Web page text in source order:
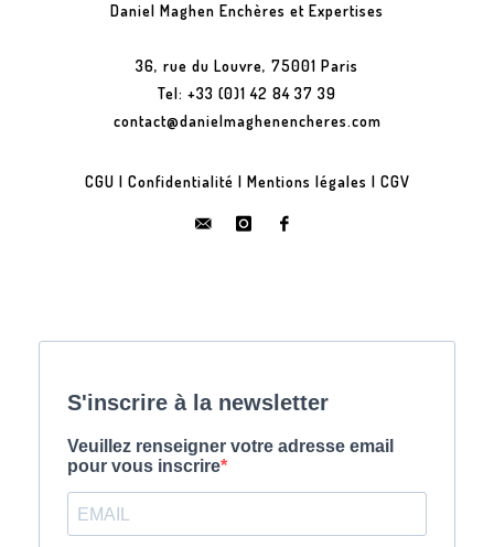
Daniel Maghen Enchères et Expertises
36, rue du Louvre, 75001 Paris
Tel: +33 (0)1 42 84 37 39
contact@danielmaghenencheres.com
CGU | Confidentialité | Mentions légales | CGV